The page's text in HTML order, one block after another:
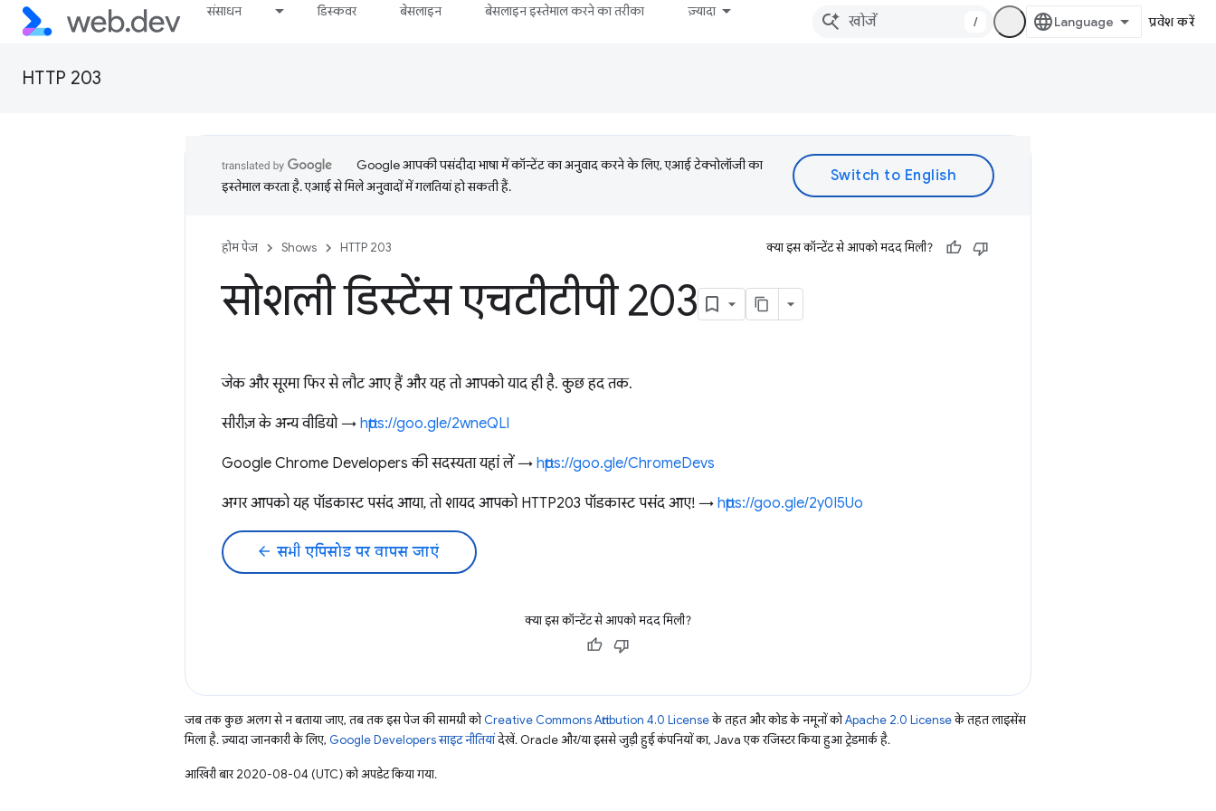
संसाधन डिस्कवर बेसलाइन बेसलाइन इस्तेमाल करने का तरीका ज़्यादा
/ प्रवेश करें
HTTP 203
Google आपकी पसंदीदा भाषा में कॉन्टेंट का अनुवाद करने के लिए, एआई टेक्नोलॉजी का
इस्तेमाल करता है. एआई से मिले अनुवादों में गलतियां हो सकती हैं.
होम पेज Shows HTTP 203 क्या इस कॉन्टेंट से आपको मदद मिली?
सोशली डिस्टेंस एचटीटीपी 203
जेक और सूरमा फिर से लौट आए हैं और यह तो आपको याद ही है. कुछ हद तक.
सीरीज़ के अन्य वीडियो → https://goo.gle/2wneQLl
Google Chrome Developers की सदस्यता यहां लें → https://goo.gle/ChromeDevs
अगर आपको यह पॉडकास्ट पसंद आया, तो शायद आपको HTTP203 पॉडकास्ट पसंद आए! → https://goo.gle/2y0I5Uo
arrow_back सभी एपिसोड पर वापस जाएं
क्या इस कॉन्टेंट से आपको मदद मिली?
जब तक कुछ अलग से न बताया जाए, तब तक इस पेज की सामग्री कोCreative Commons Attribution 4.0 Licenseके तहत और कोड के नमूनों कोApache 2.0 Licenseके तहत लाइसेंस
मिला है. ज़्यादा जानकारी के लिए, Google Developers साइट नीतियांदेखें. Oracle और/या इससे जुड़ी हुई कंपनियों का, Java एक रजिस्टर किया हुआ ट्रेडमार्क है.
आखिरी बार 2020-08-04 (UTC) को अपडेट किया गया.